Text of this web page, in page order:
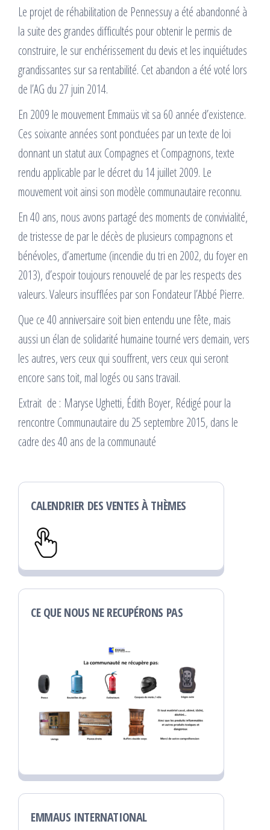
Le projet de réhabilitation de Pennessuy a été abandonné à
la suite des grandes difficultés pour obtenir le permis de
construire, le sur enchérissement du devis et les inquiétudes
grandissantes sur sa rentabilité. Cet abandon a été voté lors
de l’AG du 27 juin 2014.
En 2009 le mouvement Emmaüs vit sa 60 année d’existence.
Ces soixante années sont ponctuées par un texte de loi
donnant un statut aux Compagnes et Compagnons, texte
rendu applicable par le décret du 14 juillet 2009. Le
mouvement voit ainsi son modèle communautaire reconnu.
En 40 ans, nous avons partagé des moments de convivialité,
de tristesse de par le décès de plusieurs compagnons et
bénévoles, d’amertume (incendie du tri en 2002, du foyer en
2013), d’espoir toujours renouvelé de par les respects des
valeurs. Valeurs insufflées par son Fondateur l’Abbé Pierre.
Que ce 40 anniversaire soit bien entendu une fête, mais
aussi un élan de solidarité humaine tourné vers demain, vers
les autres, vers ceux qui souffrent, vers ceux qui seront
encore sans toit, mal logés ou sans travail.
Extrait de : Maryse Ughetti, Édith Boyer, Rédigé pour la
rencontre Communautaire du 25 septembre 2015, dans le
cadre des 40 ans de la communauté
CALENDRIER DES VENTES À THÈMES
CE QUE NOUS NE RECUPÉRONS PAS
EMMAUS INTERNATIONAL